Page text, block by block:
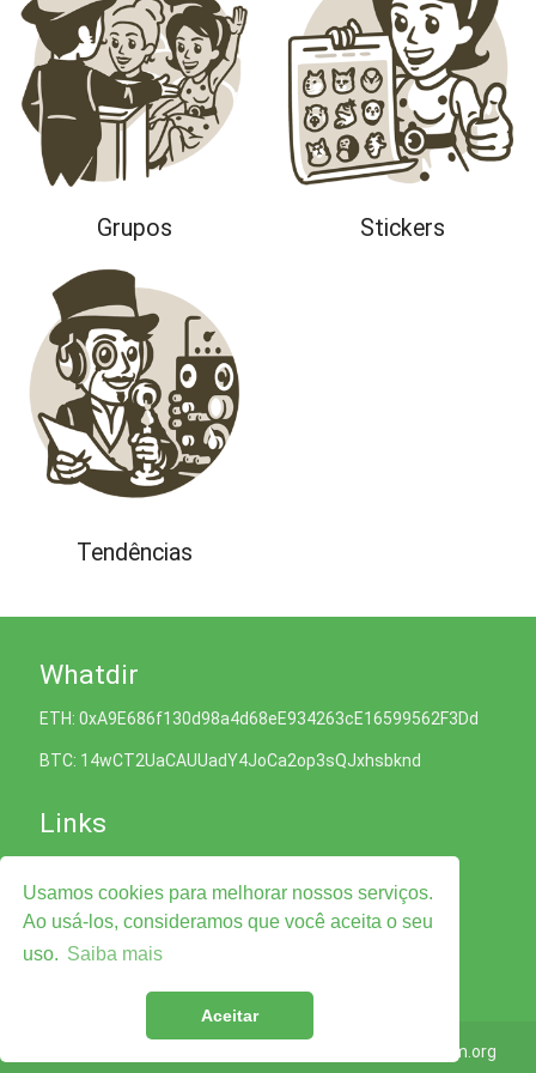
Usamos cookies para melhorar nossos serviços.
Ao usá-los, consideramos que você aceita o seu
uso. Saiba mais
Aceitar
Grupos Stickers
Tendências
Whatdir
ETH: 0xA9E686f130d98a4d68eE934263cE16599562F3Dd
BTC: 14wCT2UaCAUUadY4JoCa2op3sQJxhsbknd
Links
Política de Privacidade
Termos e Condições de Serviço
Legal Advise
Taligram.org